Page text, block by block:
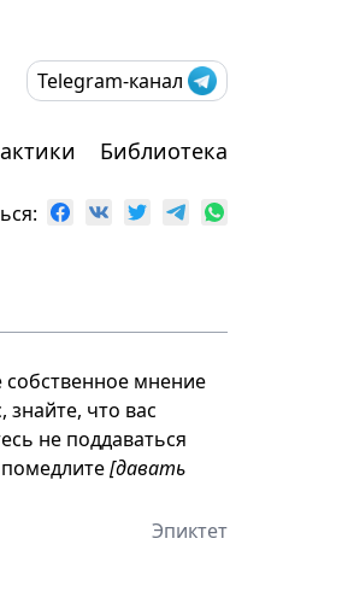
Telegram-канал
Библиотека
собственное мнение
знайте, что вас
не поддаваться
[давать
Эпиктет